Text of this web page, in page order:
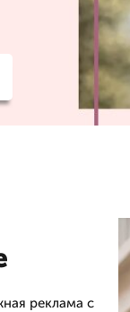
реклама с